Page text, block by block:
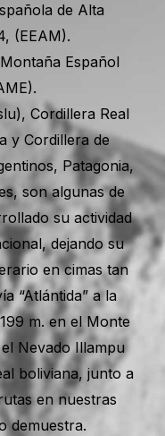
de Alta
(EEAM).
Español
Cordillera Real
y Cordillera de
Patagonia,
son algunas de
su actividad
dejando su
en cimas tan
“Atlántida” a la
m. en el Monte
Nevado Illampu
boliviana, junto a
en nuestras
demuestra.